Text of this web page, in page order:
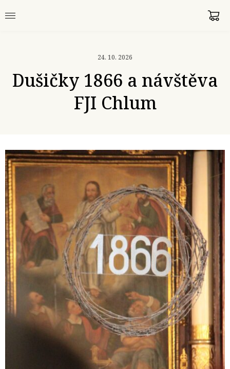
24. 10. 2026
Dušičky 1866 a návštěva
FJI Chlum